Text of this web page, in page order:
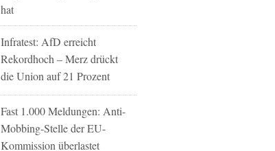
hat
Infratest: AfD erreicht
Rekordhoch – Merz drückt
die Union auf 21 Prozent
Fast 1.000 Meldungen: Anti-
Mobbing-Stelle der EU-
Kommission überlastet